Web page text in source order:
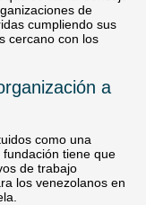
de
cumpliendo sus
cercano con los
a
como una
tiene que
de trabajo
los venezolanos en